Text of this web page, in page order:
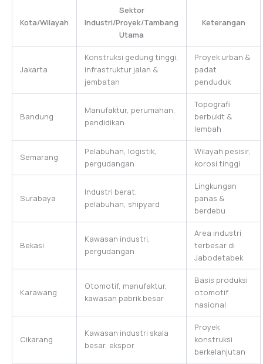
Kota/Wilayah
Sektor
Industri/Proyek/Tambang
Utama
Keterangan
Jakarta
Konstruksi gedung tinggi,
infrastruktur jalan &
jembatan
Proyek urban &
padat
penduduk
Bandung
Manufaktur, perumahan,
pendidikan
Topografi
berbukit &
lembah
Semarang
Pelabuhan, logistik,
pergudangan
Wilayah pesisir,
korosi tinggi
Surabaya
Industri berat,
pelabuhan, shipyard
Lingkungan
panas &
berdebu
Bekasi
Kawasan industri,
pergudangan
Area industri
terbesar di
Jabodetabek
Karawang
Otomotif, manufaktur,
kawasan pabrik besar
Basis produksi
otomotif
nasional
Cikarang
Kawasan industri skala
besar, ekspor
Proyek
konstruksi
berkelanjutan